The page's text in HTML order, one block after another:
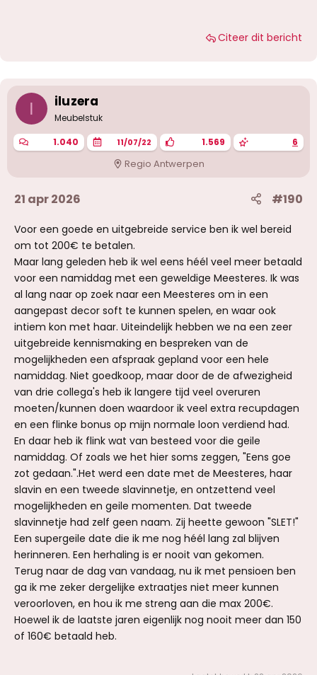
Citeer dit bericht
I iluzera
Meubelstuk
1.040 11/07/22 1.569 6
Regio Antwerpen
21 apr 2026 #190
Voor een goede en uitgebreide service ben ik wel bereid
om tot 200€ te betalen.
Maar lang geleden heb ik wel eens héél veel meer betaald
voor een namiddag met een geweldige Meesteres. Ik was
al lang naar op zoek naar een Meesteres om in een
aangepast decor soft te kunnen spelen, en waar ook
intiem kon met haar. Uiteindelijk hebben we na een zeer
uitgebreide kennismaking en bespreken van de
mogelijkheden een afspraak gepland voor een hele
namiddag. Niet goedkoop, maar door de de afwezigheid
van drie collega's heb ik langere tijd veel overuren
moeten/kunnen doen waardoor ik veel extra recupdagen
en een flinke bonus op mijn normale loon verdiend had.
En daar heb ik flink wat van besteed voor die geile
namiddag. Of zoals we het hier soms zeggen, "Eens goe
zot gedaan.".Het werd een date met de Meesteres, haar
slavin en een tweede slavinnetje, en ontzettend veel
mogelijkheden en geile momenten. Dat tweede
slavinnetje had zelf geen naam. Zij heette gewoon "SLET!"
Een supergeile date die ik me nog héél lang zal blijven
herinneren. Een herhaling is er nooit van gekomen.
Terug naar de dag van vandaag, nu ik met pensioen ben
ga ik me zeker dergelijke extraatjes niet meer kunnen
veroorloven, en hou ik me streng aan die max 200€.
Hoewel ik de laatste jaren eigenlijk nog nooit meer dan 150
of 160€ betaald heb.